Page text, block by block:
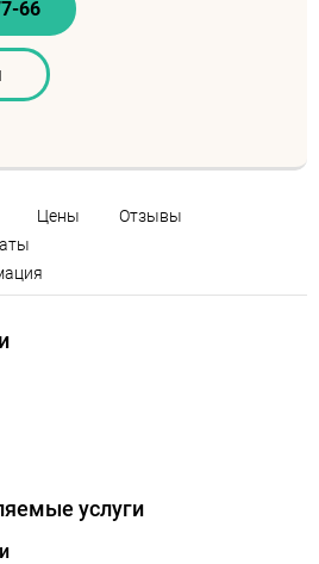
66
Цены
Отзывы
услуги